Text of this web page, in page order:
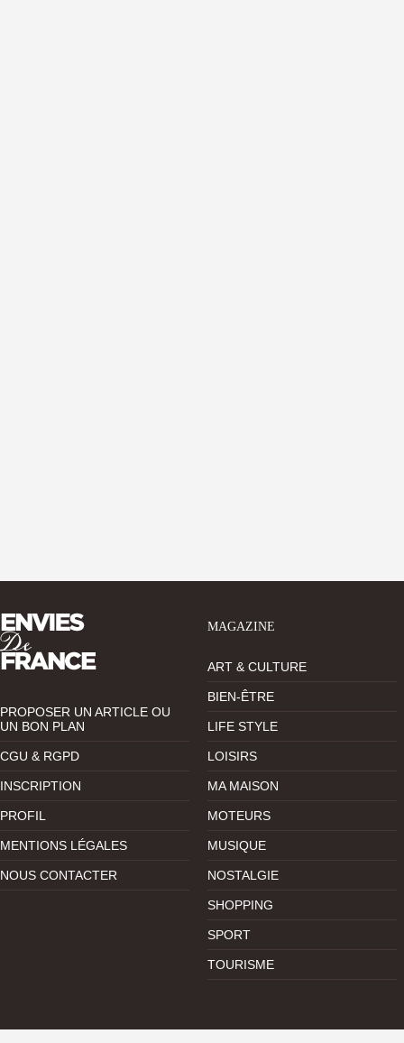
PROPOSER UN ARTICLE OU
UN BON PLAN
CGU & RGPD
INSCRIPTION
PROFIL
MENTIONS LÉGALES
NOUS CONTACTER
MAGAZINE
ART & CULTURE
BIEN-ÊTRE
LIFE STYLE
LOISIRS
MA MAISON
MOTEURS
MUSIQUE
NOSTALGIE
SHOPPING
SPORT
TOURISME